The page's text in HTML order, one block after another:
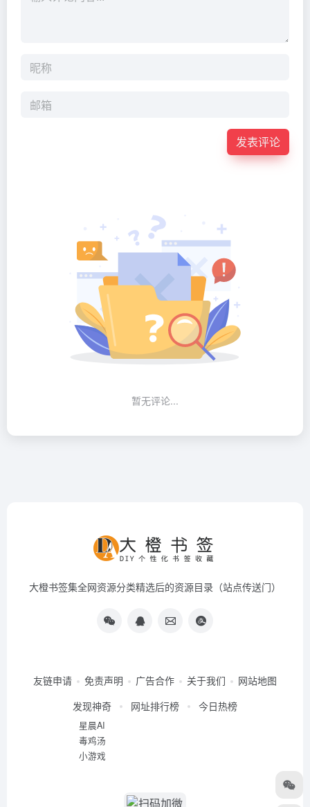
发表评论
暂无评论...
大橙书签集全网资源分类精选后的资源目录（站点传送门）
友链申请 免责声明 广告合作 关于我们
网站地图
发现神奇
星晨AI
毒鸡汤
小游戏
网址排行榜 今日热榜